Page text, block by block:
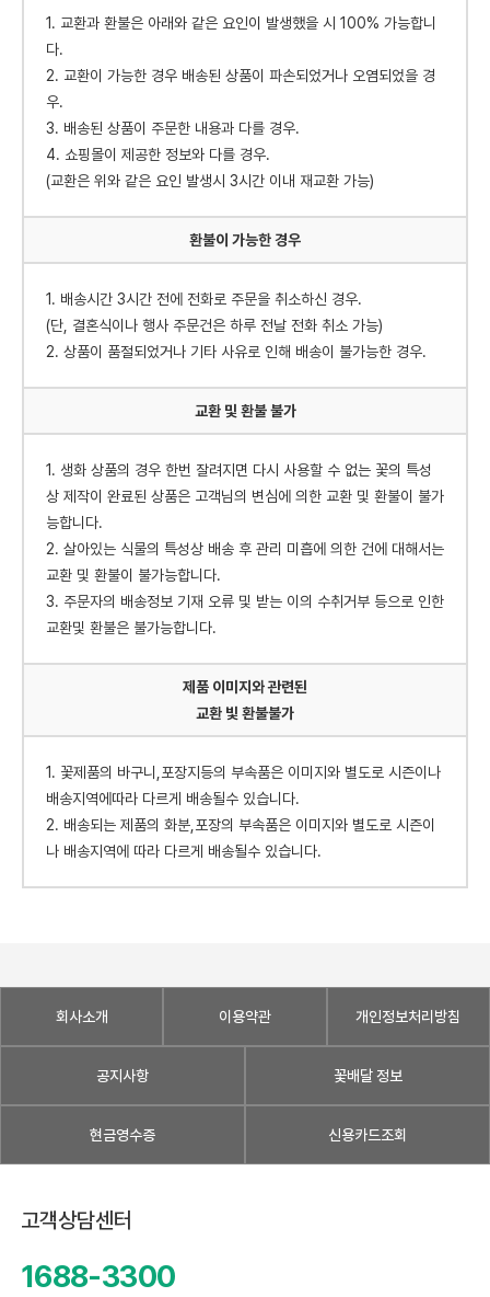
1. 교환과 환불은 아래와 같은 요인이 발생했을 시 100% 가능합니
다.
2. 교환이 가능한 경우 배송된 상품이 파손되었거나 오염되었을 경
우.
3. 배송된 상품이 주문한 내용과 다를 경우.
4. 쇼핑몰이 제공한 정보와 다를 경우.
(교환은 위와 같은 요인 발생시 3시간 이내 재교환 가능)
환불이 가능한 경우
1. 배송시간 3시간 전에 전화로 주문을 취소하신 경우.
(단, 결혼식이나 행사 주문건은 하루 전날 전화 취소 가능)
2. 상품이 품절되었거나 기타 사유로 인해 배송이 불가능한 경우.
교환 및 환불 불가
1. 생화 상품의 경우 한번 잘려지면 다시 사용할 수 없는 꽃의 특성
상 제작이 완료된 상품은 고객님의 변심에 의한 교환 및 환불이 불가
능합니다.
2. 살아있는 식물의 특성상 배송 후 관리 미흡에 의한 건에 대해서는
교환 및 환불이 불가능합니다.
3. 주문자의 배송정보 기재 오류 및 받는 이의 수취거부 등으로 인한
교환및 환불은 불가능합니다.
제품 이미지와 관련된
교환 빛 환불불가
1. 꽃제품의 바구니,포장지등의 부속품은 이미지와 별도로 시즌이나
배송지역에따라 다르게 배송될수 있습니다.
2. 배송되는 제품의 화분,포장의 부속품은 이미지와 별도로 시즌이
나 배송지역에 따라 다르게 배송될수 있습니다.
회사소개 이용약관 개인정보처리방침
공지사항 꽃배달 정보
현금영수증 신용카드조회
고객상담센터
1688-3300